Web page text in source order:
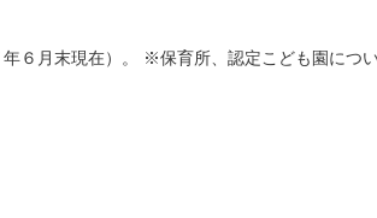
６月末現在）。 ※保育所、認定こども園につ